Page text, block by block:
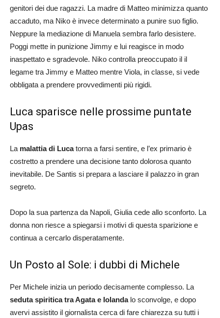
genitori dei due ragazzi. La madre di Matteo minimizza quanto
accaduto, ma Niko è invece determinato a punire suo figlio.
Neppure la mediazione di Manuela sembra farlo desistere.
Poggi mette in punizione Jimmy e lui reagisce in modo
inaspettato e sgradevole. Niko controlla preoccupato il il
legame tra Jimmy e Matteo mentre Viola, in classe, si vede
obbligata a prendere provvedimenti più rigidi.
Luca sparisce nelle prossime puntate
Upas
La malattia di Lucatorna a farsi sentire, e l’ex primario è
costretto a prendere una decisione tanto dolorosa quanto
inevitabile. De Santis si prepara a lasciare il palazzo in gran
segreto.
Dopo la sua partenza da Napoli, Giulia cede allo sconforto. La
donna non riesce a spiegarsi i motivi di questa sparizione e
continua a cercarlo disperatamente.
Un Posto al Sole: i dubbi di Michele
Per Michele inizia un periodo decisamente complesso. La
seduta spiritica tra Agata e Iolandalo sconvolge, e dopo
avervi assistito il giornalista cerca di fare chiarezza su tutti i